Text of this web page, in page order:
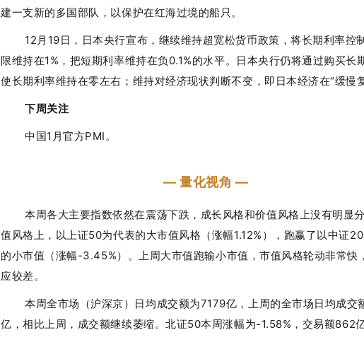
建一支新的多国部队，以保护在红海过境的船只。
12月19日，日本央行宣布，继续维持超宽松货币政策，将长期利率控
限维持在1%，把短期利率维持在负0.1%的水平。日本央行仍将通过购买长
使长期利率维持在零左右；维持对经济现状判断不变，即日本经济在“缓慢
下周关注
中国1月官方PMI。
— 量化视角 —
本周各大主要指数依然在震荡下跌，成长风格和价值风格上没有明显
值风格上，以上证50为代表的大市值风格（涨幅1.12%），跑赢了以中证
的小市值（涨幅-3.45%）。上周大市值跑输小市值，市值风格轮动非常快
应较差。
本周全市场（沪深京）日均成交额为7179亿，上周的全市场日均成交
亿，相比上周，成交额继续萎缩。北证50本周涨幅为-1.58%，交易额862